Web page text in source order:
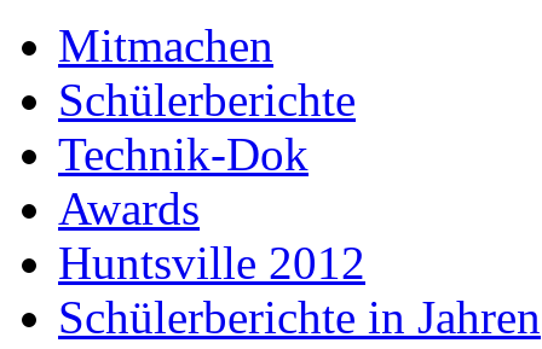
Mitmachen
Schülerberichte
Technik-Dok
Awards
Huntsville 2012
Schülerberichte in Jahren